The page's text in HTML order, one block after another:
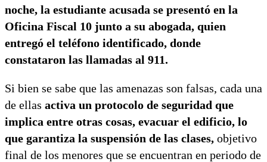
noche, la estudiante acusada se presentó en la
Oficina Fiscal 10 junto a su abogada, quien
entregó el teléfono identificado, donde
constataron las llamadas al 911.
Si bien se sabe que las amenazas son falsas, cada una
de ellas activa un protocolo de seguridad que
implica entre otras cosas, evacuar el edificio, lo
que garantiza la suspensión de las clases, objetivo
final de los menores que se encuentran en periodo de